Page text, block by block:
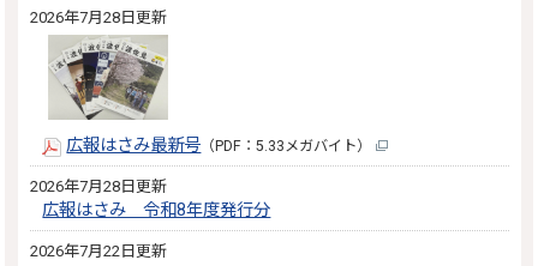
2026年7月28日更新
広報はさみ最新号 （PDF：5.33メガバイト）
2026年7月28日更新
広報はさみ 令和8年度発行分
2026年7月22日更新